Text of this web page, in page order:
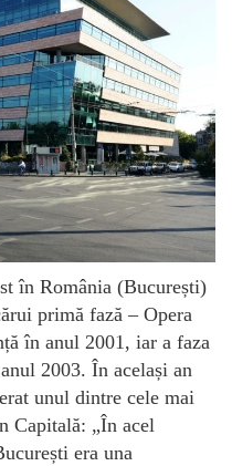
în România (București)
primă fază – Opera
în anul 2001, iar a faza
2003. În același an
unul dintre cele mai
Capitală: „În acel
era una